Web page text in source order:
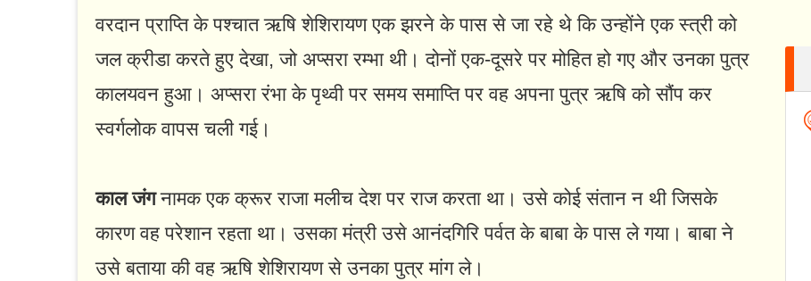
वरदान प्राप्ति के पश्चात ऋषि शेशिरायण एक झरने के पास से जा रहे थे कि उन्होंने एक स्त्री को
जल क्रीडा करते हुए देखा, जो अप्सरा रम्भा थी। दोनों एक-दूसरे पर मोहित हो गए और उनका पुत्र
कालयवन हुआ। अप्सरा रंभा के पृथ्वी पर समय समाप्ति पर वह अपना पुत्र ऋषि को सौंप कर
स्वर्गलोक वापस चली गई।
काल जंगनामक एक क्रूर राजा मलीच देश पर राज करता था। उसे कोई संतान न थी जिसके
कारण वह परेशान रहता था। उसका मंत्री उसे आनंदगिरि पर्वत के बाबा के पास ले गया। बाबा ने
उसे बताया की वह ऋषि शेशिरायण से उनका पुत्र मांग ले।